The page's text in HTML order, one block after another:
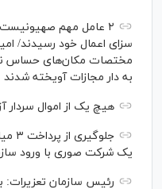
سزای اعمال خود رسیدند/
مختصات مکان‌های حساس
به دار مجازات آویخته شدند
هیچ یک از اموال
یک شرکت صوری با ورود
رئیس سازمان تعزیرات: